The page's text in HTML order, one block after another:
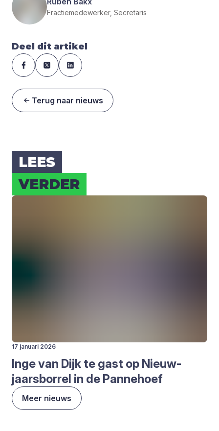
Fractiemedewerker, Secretaris
Deel dit artikel
Terug naar nieuws
LEES
VER­DER
17 januari 2026
Inge van Dijk te gast op Nieuw­
jaars­bor­rel in de Pan­ne­hoef
Meer nieuws